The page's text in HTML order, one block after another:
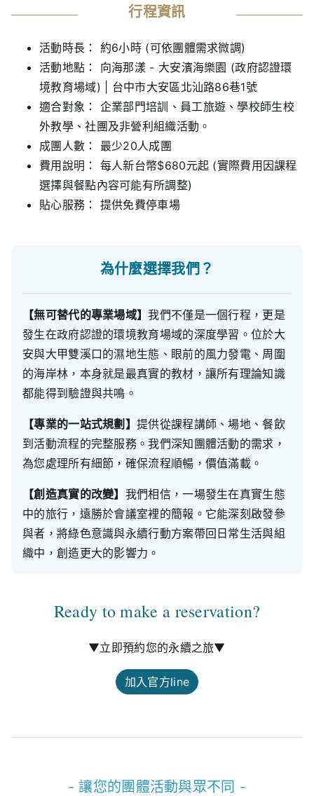
行程資訊
活動時長： 約6小時 (可依團體需求微調)
活動地點： 向海那漾 - 大安濱海樂園 (政府認證環
境教育場域) | 台中市大安區北汕路86巷1號
適合對象： 企業部門培訓、員工旅遊、學校師生校
外教學、社團及非營利組織活動。
成團人數： 最少20人成團
費用說明： 每人新台幣$680元起 (實際費用因課程
選擇與餐點內容可能有所調整)
貼心服務： 提供免費停車場
為什麼選擇我們？
【無可替代的專業場域】我們不僅是一個行程，更是
發生在政府認證的環境教育場域的深度學習。位於大
安與大甲雙溪口的濕地生態、眼前的風力發電、周圍
的海岸林，本身就是最真實的教材，讓所有理論知識
都能得到驗證與共鳴。
【專業的一站式規劃】 提供從課程講師、場地、餐飲
到活動流程的完整服務。我們深知團體活動的需求，
為您處理所有細節，確保流程順暢，價值滿載。
【創造真實的改變】 我們相信，一場發生在真實生態
中的旅行，遠勝於會議室裡的簡報。它能深刻啟發參
與者，將綠色意識與永續行動方案帶回日常生活與組
織中，創造更大的影響力。
Ready to make a reservation?
▼立即預約您的永續之旅▼
加入官方line
- 讓您的團體活動與眾不同 -